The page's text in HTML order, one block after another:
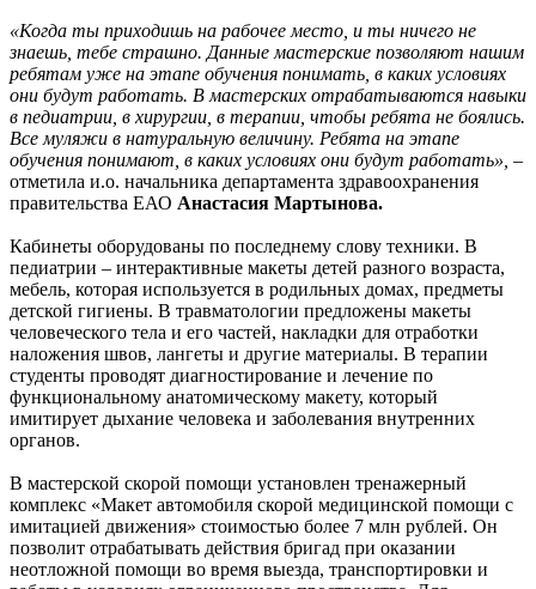
«Когда ты приходишь на рабочее место, и ты ничего не
знаешь, тебе страшно. Данные мастерские позволяют нашим
ребятам уже на этапе обучения понимать, в каких условиях
они будут работать. В мастерских отрабатываются навыки
в педиатрии, в хирургии, в терапии, чтобы ребята не боялись.
Все муляжи в натуральную величину. Ребята на этапе
обучения понимают, в каких условиях они будут работать», –
отметила и.о. начальника департамента здравоохранения
правительства ЕАО Анастасия Мартынова.
Кабинеты оборудованы по последнему слову техники. В
педиатрии – интерактивные макеты детей разного возраста,
мебель, которая используется в родильных домах, предметы
детской гигиены. В травматологии предложены макеты
человеческого тела и его частей, накладки для отработки
наложения швов, лангеты и другие материалы. В терапии
студенты проводят диагностирование и лечение по
функциональному анатомическому макету, который
имитирует дыхание человека и заболевания внутренних
органов.
В мастерской скорой помощи установлен тренажерный
комплекс «Макет автомобиля скорой медицинской помощи с
имитацией движения» стоимостью более 7 млн рублей. Он
позволит отрабатывать действия бригад при оказании
неотложной помощи во время выезда, транспортировки и